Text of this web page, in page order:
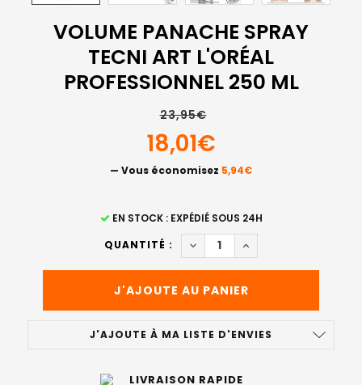
VOLUME PANACHE SPRAY
TECNI ART L'ORÉAL
PROFESSIONNEL 250 ML
23,95€
18,01€
— Vous économisez 5,94€
EN STOCK : EXPÉDIÉ SOUS 24H
QUANTITÉ :
DIMINUER LA QUANTITÉ DE
AUGMENTER LA
J'AJOUTE À MA LISTE D'ENVIES
LIVRAISON RAPIDE